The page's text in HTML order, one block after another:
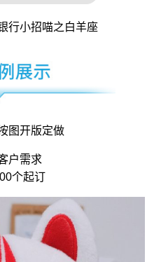
行小招喵之白羊座
图开版定做
户需求
个起订